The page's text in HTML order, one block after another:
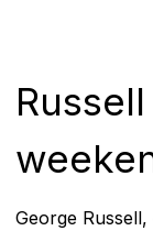
George